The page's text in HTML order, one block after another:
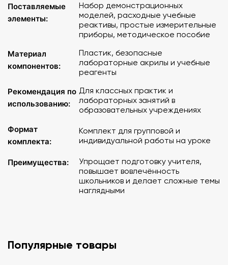
Поставляемые
элементы:
Набор демонстрационных
моделей, расходные учебные
реактивы, простые измерительные
приборы, методическое пособие
Материал
компонентов:
Пластик, безопасные
лабораторные акрилы и учебные
реагенты
Рекомендация по
использованию:
Для классных практик и
лабораторных занятий в
образовательных учреждениях
Формат
комплекта:
Комплект для групповой и
индивидуальной работы на уроке
Преимущества:
Упрощает подготовку учителя,
повышает вовлечённость
школьников и делает сложные темы
наглядными
Популярные товары